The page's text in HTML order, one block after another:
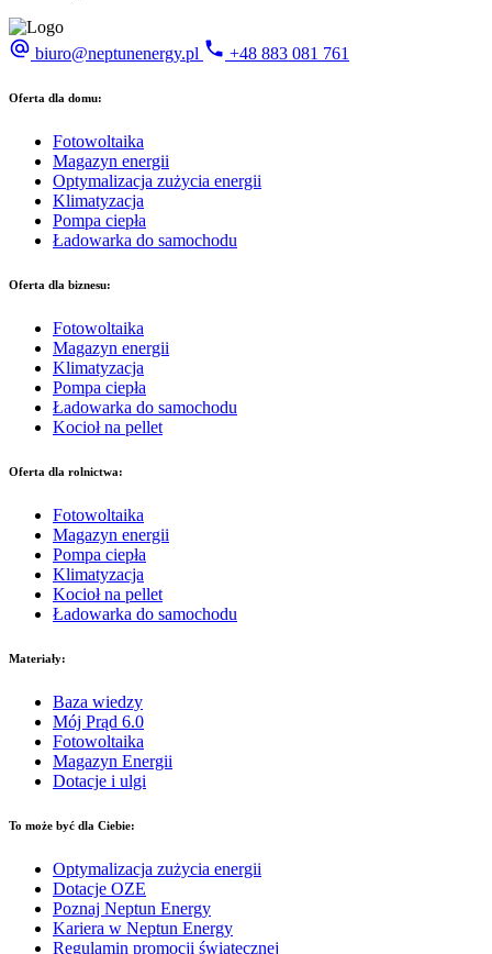
biuro@neptunenergy.pl +48 883 081 761
Oferta dla domu:
Fotowoltaika
Magazyn energii
Optymalizacja zużycia energii
Klimatyzacja
Pompa ciepła
Ładowarka do samochodu
Oferta dla biznesu:
Fotowoltaika
Magazyn energii
Klimatyzacja
Pompa ciepła
Ładowarka do samochodu
Kocioł na pellet
Oferta dla rolnictwa:
Fotowoltaika
Magazyn energii
Pompa ciepła
Klimatyzacja
Kocioł na pellet
Ładowarka do samochodu
Materiały:
Baza wiedzy
Mój Prąd 6.0
Fotowoltaika
Magazyn Energii
Dotacje i ulgi
To może być dla Ciebie:
Optymalizacja zużycia energii
Dotacje OZE
Poznaj Neptun Energy
Kariera w Neptun Energy
Regulamin promocji świątecznej